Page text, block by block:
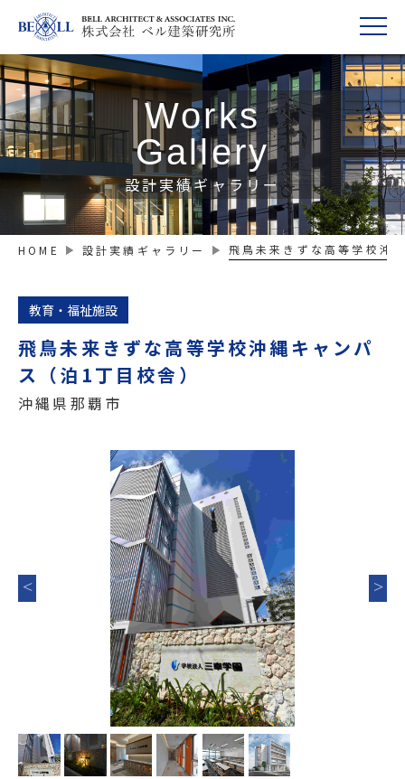
Works
Gallery
設計実績ギャラリー
HOME 設計実績ギャラリー 飛鳥未来きずな高等学校沖
教育・福祉施設
飛鳥未来きずな高等学校沖縄キャンパ
ス（泊1丁目校舎）
沖縄県那覇市
Previous Next